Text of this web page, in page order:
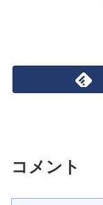
コメント